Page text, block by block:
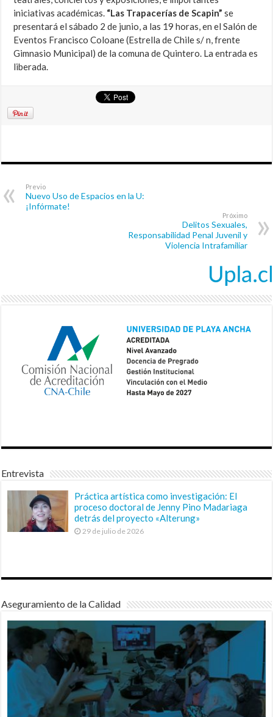
iniciativas académicas. “Las Trapacerías de Scapin” se
presentará el sábado 2 de junio, a las 19 horas, en el Salón de
Eventos Francisco Coloane (Estrella de Chile s/ n, frente
Gimnasio Municipal) de la comuna de Quintero. La entrada es
liberada.
Previo
Nuevo Uso de Espacios en la U:
¡Infórmate!
Próximo
Delitos Sexuales,
Responsabilidad Penal Juvenil y
Violencia Intrafamiliar
Entrevista
Práctica artística como investigación: El
proceso doctoral de Jenny Pino Madariaga
detrás del proyecto «Alterung»
29 de julio de 2026
Aseguramiento de la Calidad